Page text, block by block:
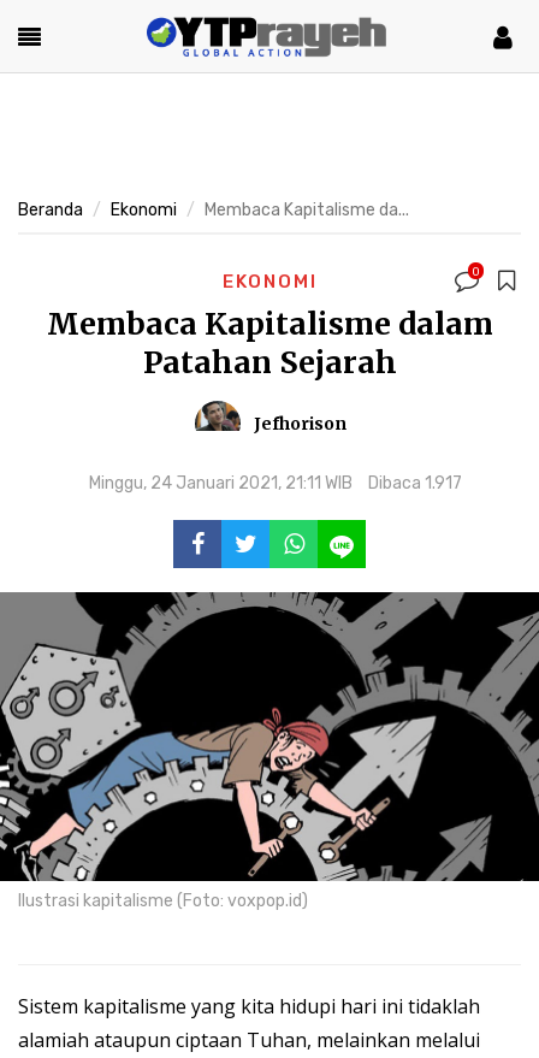
Beranda Ekonomi Membaca Kapitalisme da...
EKONOMI 0
Membaca Kapitalisme dalam
Patahan Sejarah
Jefhorison
Minggu, 24 Januari 2021, 21:11 WIB Dibaca 1.917
Ilustrasi kapitalisme (Foto: voxpop.id)
Sistem kapitalisme yang kita hidupi hari ini tidaklah
alamiah ataupun ciptaan Tuhan, melainkan melalui